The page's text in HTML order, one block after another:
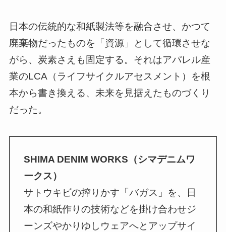
日本の伝統的な和紙製法等を融合させ、かつて
廃棄物だったものを「資源」として循環させな
がら、炭素さえも固定する。それはアパレル産
業のLCA（ライフサイクルアセスメント）を根
本から書き換える、未来を見据えたものづくり
だった。
SHIMA DENIM WORKS（シマデニムワ
ークス）
サトウキビの搾りかす「バガス」を、日
本の和紙作りの技術などを掛け合わせジ
ーンズやかりゆしウェアへとアップサイ